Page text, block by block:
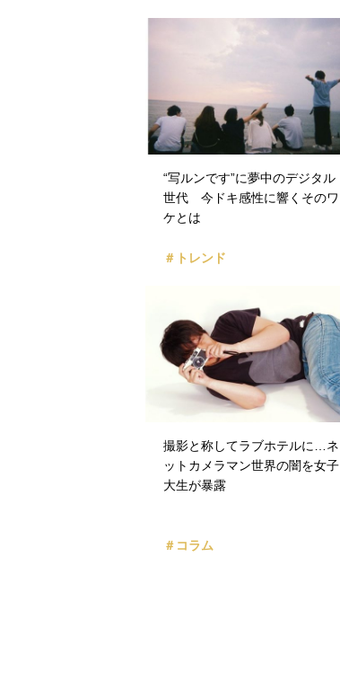
“写ルンです”に夢中のデジタル
世代 今ドキ感性に響くそのワ
ケとは
＃トレンド
撮影と称してラブホテルに…ネ
ットカメラマン世界の闇を女子
大生が暴露
＃コラム